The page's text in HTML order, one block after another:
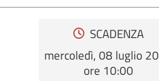
SCADENZA
mercoledì, 08 luglio
ore 10:00